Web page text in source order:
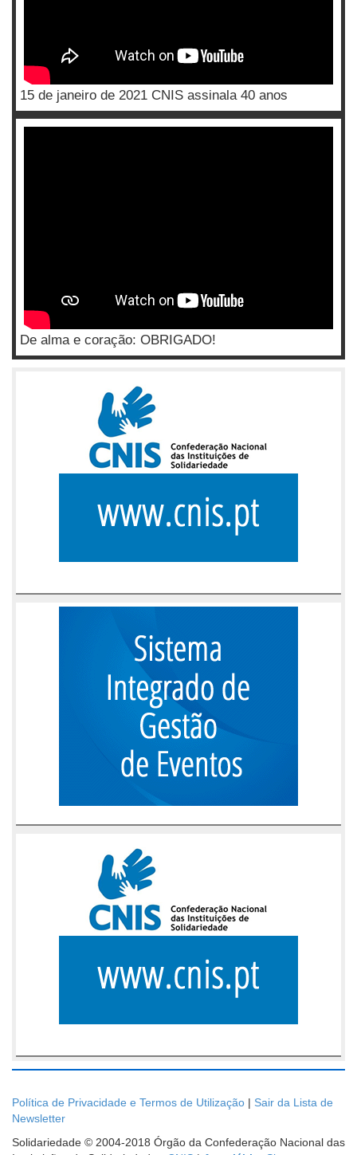
15 de janeiro de 2021 CNIS assinala 40 anos
De alma e coração: OBRIGADO!
Política de Privacidade e Termos de Utilização | Sair da Lista de
Newsletter
Solidariedade © 2004-2018 Órgão da Confederação Nacional das